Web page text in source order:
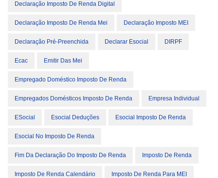
Declaração Imposto De Renda Digital
Declaração Imposto De Renda Mei Declaração Imposto MEI
Declaração Pré-Preenchida Declarar Esocial DIRPF
Ecac Emitir Das Mei
Empregado Doméstico Imposto De Renda
Empregados Domésticos Imposto De Renda Empresa Individual
ESocial Esocial Deduções Esocial Imposto De Renda
Esocial No Imposto De Renda
Fim Da Declaração Do Imposto De Renda Imposto De Renda
Imposto De Renda Calendário Imposto De Renda Para MEI